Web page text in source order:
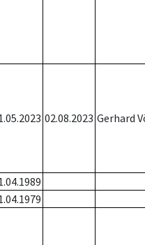
02.08.2023 Gerhard